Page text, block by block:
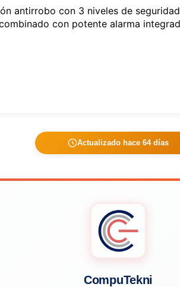
antirrobo con 3 niveles de
con potente alarma
Actualizado hace 64 días
CompuTekni